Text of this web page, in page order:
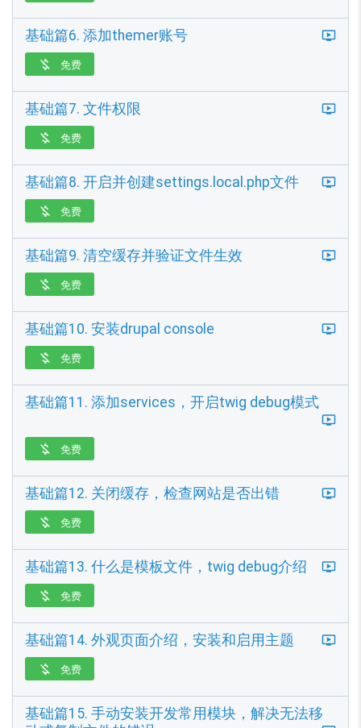
基础篇6. 添加themer账号
 免费
基础篇7. 文件权限
 免费
基础篇8. 开启并创建settings.local.php文件
 免费
基础篇9. 清空缓存并验证文件生效
 免费
基础篇10. 安装drupal console
 免费
基础篇11. 添加services，开启twig debug模式
 免费
基础篇12. 关闭缓存，检查网站是否出错
 免费
基础篇13. 什么是模板文件，twig debug介绍
 免费
基础篇14. 外观页面介绍，安装和启用主题
 免费
基础篇15. 手动安装开发常用模块，解决无法移